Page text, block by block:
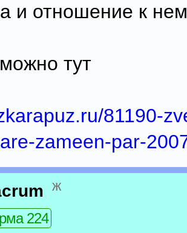
и отношение к
тут
81190-
zameen-par-
ж
224